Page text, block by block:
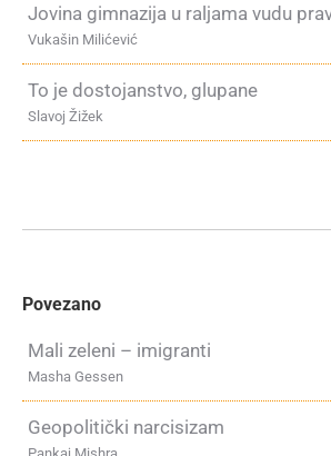
Jovina gimnazija u raljama vudu
Vukašin Milićević
To je dostojanstvo, glupane
Slavoj Žižek
Povezano
Mali zeleni – imigranti
Masha Gessen
Geopolitički narcisizam